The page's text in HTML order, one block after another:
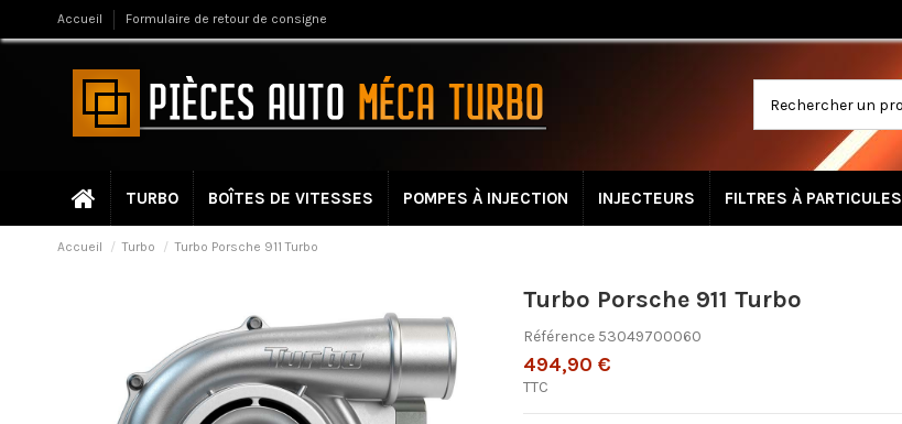
Accueil Formulaire de retour de consigne
TURBO BOÎTES DE VITESSES POMPES À INJECTION INJECTEURS FILTRES À PARTICULES
Accueil Turbo Turbo Porsche 911 Turbo
Turbo Porsche 911 Turbo
Référence 53049700060
494,90 €
TTC